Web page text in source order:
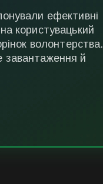
ефективні
користувацький
волонтерства.
завантаження й